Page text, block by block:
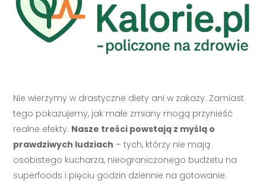
Nie wierzymy w drastyczne diety ani w zakazy. Zamiast
tego pokazujemy, jak małe zmiany mogą przynieść
realne efekty. Nasze treści powstają z myślą o
prawdziwych ludziach – tych, którzy nie mają
osobistego kucharza, nieograniczonego budżetu na
superfoods i pięciu godzin dziennie na gotowanie.